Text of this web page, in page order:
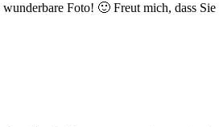
Foto! 🙂 Freut mich, dass